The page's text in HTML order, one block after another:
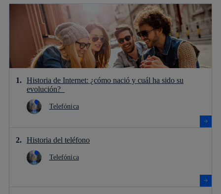
Historia de Internet: ¿cómo nació y cuál ha sido su
evolución?
Telefónica
Historia del teléfono
Telefónica